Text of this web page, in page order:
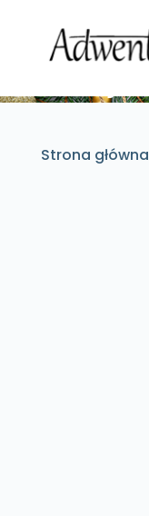
Strona główna